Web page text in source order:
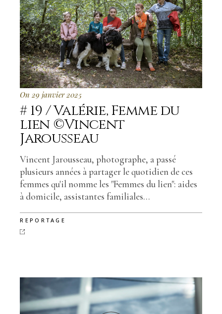
On 29 janvier 2025
# 19 / Valérie, Femme du
lien ©Vincent
Jarousseau
Vincent Jarousseau, photographe, a passé
plusieurs années à partager le quotidien de ces
femmes qu'il nomme les "Femmes du lien": aides
à domicile, assistantes familiales...
REPORTAGE